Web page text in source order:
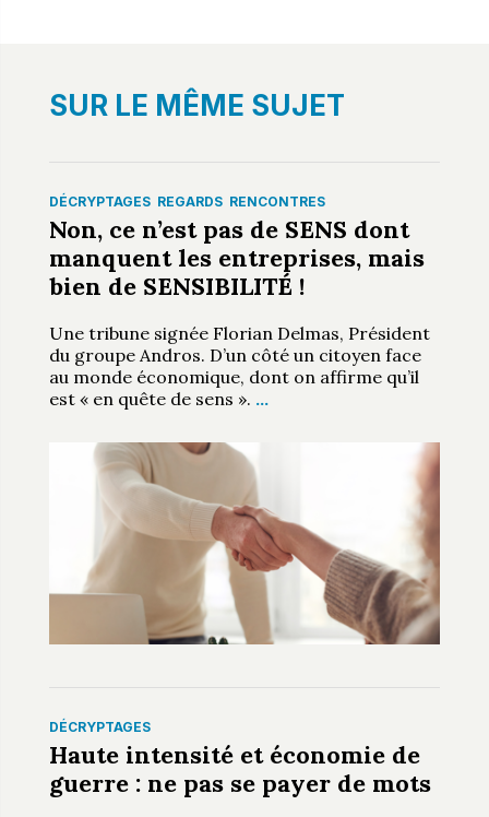
SUR LE MÊME SUJET
DÉCRYPTAGES REGARDS RENCONTRES
Non, ce n’est pas de SENS dont
manquent les entreprises, mais
bien de SENSIBILITÉ !
Une tribune signée Florian Delmas, Président
du groupe Andros. D’un côté un citoyen face
au monde économique, dont on affirme qu’il
est « en quête de sens ». …
DÉCRYPTAGES
Haute intensité et économie de
guerre : ne pas se payer de mots